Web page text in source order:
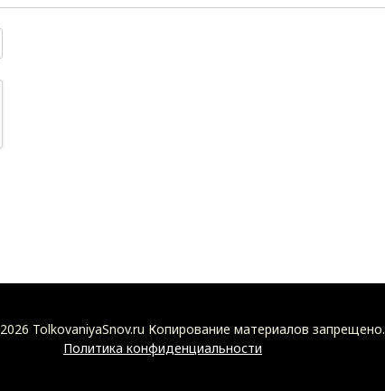
2026 TolkovaniyaSnov.ru Копирование материалов запрещено.
Политика конфиденциальности